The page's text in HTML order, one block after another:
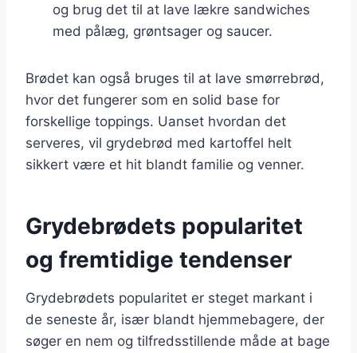
og brug det til at lave lækre sandwiches
med pålæg, grøntsager og saucer.
Brødet kan også bruges til at lave smørrebrød,
hvor det fungerer som en solid base for
forskellige toppings. Uanset hvordan det
serveres, vil grydebrød med kartoffel helt
sikkert være et hit blandt familie og venner.
Grydebrødets popularitet
og fremtidige tendenser
Grydebrødets popularitet er steget markant i
de seneste år, især blandt hjemmebagere, der
søger en nem og tilfredsstillende måde at bage